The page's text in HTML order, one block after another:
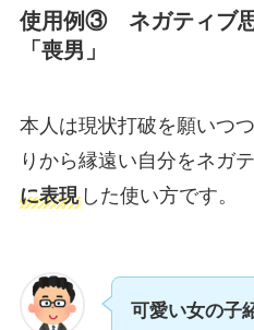
使用例③ ネガティブ思
「喪男」
本人は現状打破を願いつ
りから縁遠い自分をネガ
に表現した使い方です。
可愛い女の子